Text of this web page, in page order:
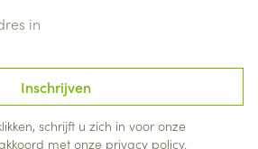
Inschrijven
schrijft u zich in voor onze
met onze privacy policy.